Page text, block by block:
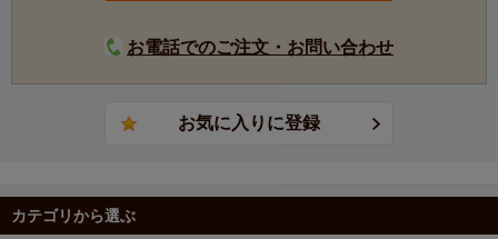
お電話でのご注文・お問い合わせ
カテゴリから選ぶ